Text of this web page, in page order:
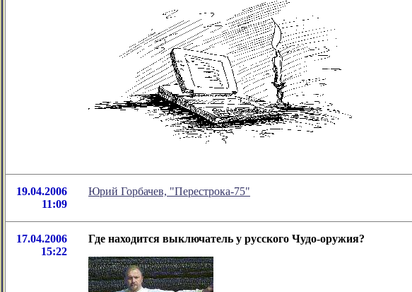
19.04.2006
11:09
Юрий Горбачев, "Перестрока-75"
17.04.2006
15:22
Где находится выключатель у русского Чудо-оружия?